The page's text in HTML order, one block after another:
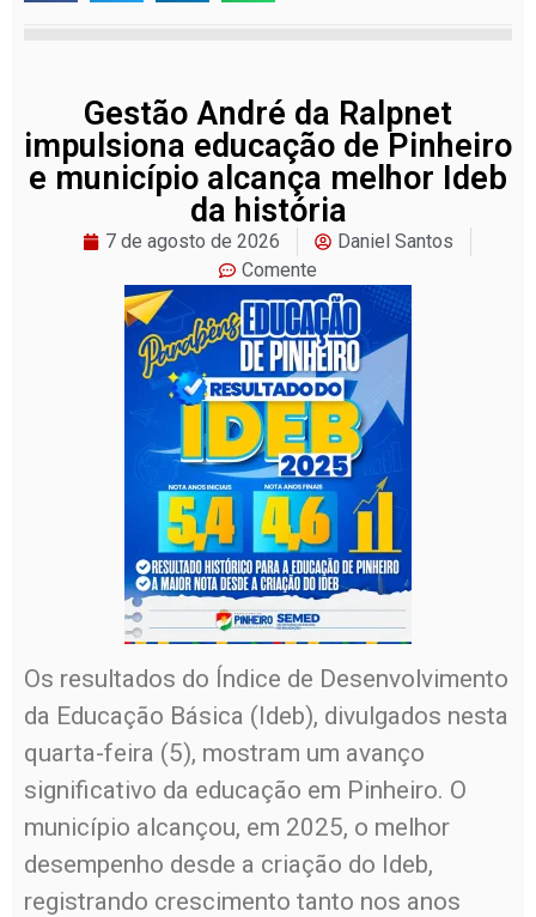
Gestão André da Ralpnet
impulsiona educação de Pinheiro
e município alcança melhor Ideb
da história
7 de agosto de 2026
Daniel Santos
Comente
Os resultados do Índice de Desenvolvimento
da Educação Básica (Ideb), divulgados nesta
quarta-feira (5), mostram um avanço
significativo da educação em Pinheiro. O
município alcançou, em 2025, o melhor
desempenho desde a criação do Ideb,
registrando crescimento tanto nos anos